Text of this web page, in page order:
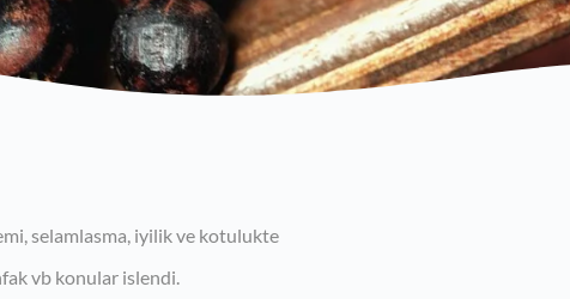
selamlasma, iyilik ve kotulukte
vb konular islendi.